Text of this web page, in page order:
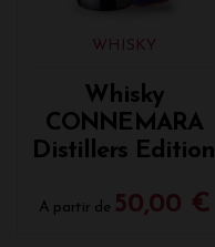
WHISKY
Whisky
CONNEMARA
Distillers Edition
A partir de 50,00 €